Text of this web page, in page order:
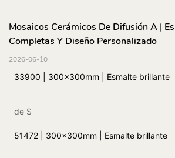
Mosaicos Cerámicos De Difusión A |
Completas Y Diseño Personalizado
2026-06-10
33900 | 300x300mm | Esmalte brillante
de $
51472 | 300x300mm | Esmalte brillante